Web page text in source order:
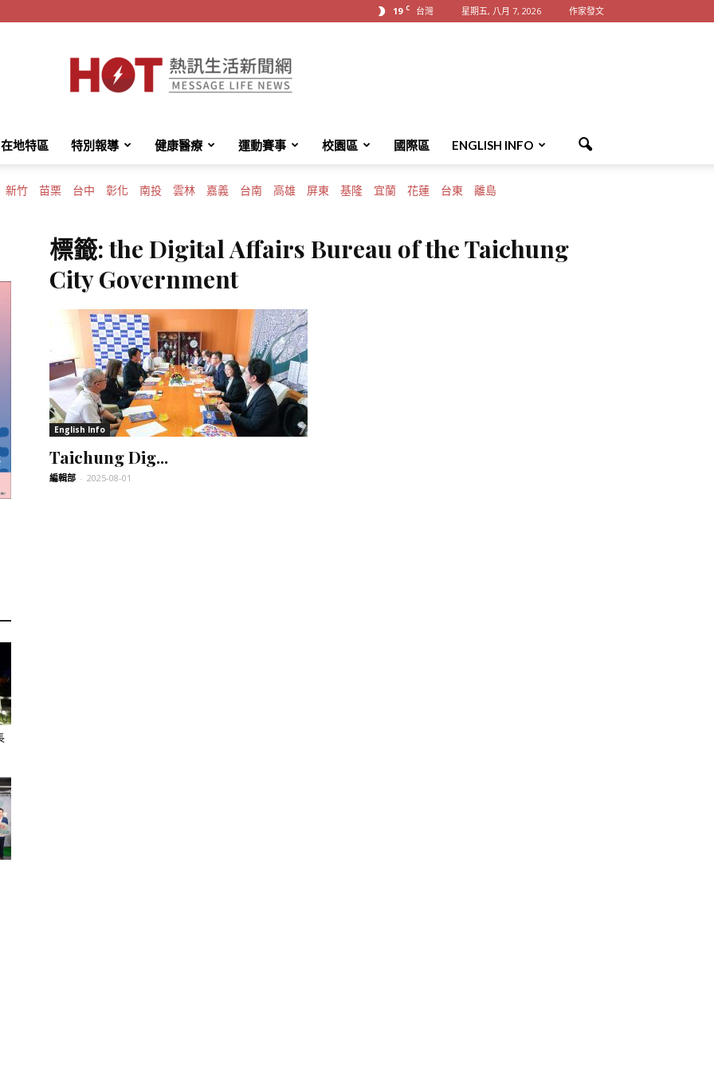
19 C 台灣 星期五, 八月 7, 2026 作家發文
HotMessage
熱
訊
在地特區 特別報導 健康醫療 運動賽事 校園區 國際區 ENGLISH INFO
新竹 苗栗 台中 彰化 南投 雲林 嘉義 台南 高雄 屏東 基隆 宜蘭 花蓮 台東 離島
標籤: the Digital Affairs Bureau of the Taichung
City Government
English Info
Taichung Dig...
編輯部 - 2025-08-01